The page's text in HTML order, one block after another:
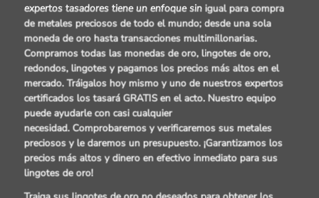
expertos tasadores tiene un enfoque sin igual para compra
de metales preciosos de todo el mundo; desde una sola
moneda de oro hasta transacciones multimillonarias.
Compramos todas las monedas de oro, lingotes de oro,
redondos, lingotes y pagamos los precios más altos en el
mercado.Tráigalos hoy mismo y uno de nuestros expertos
certificados los tasará GRATIS en el acto. Nuestro equipo
puede ayudarle con casi cualquier
necesidad. Comprobaremos y verificaremos sus metales
preciosos y le daremos un presupuesto. ¡Garantizamos los
precios más altos y dinero en efectivo inmediato para sus
lingotes de oro!